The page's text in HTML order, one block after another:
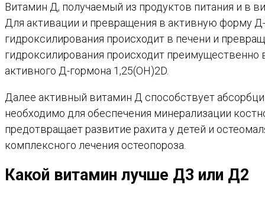
Витамин Д, получаемый из продуктов питания и в
Для активации и превращения в активную форму
гидроксилирования происходит в печени и
гидроксилирования происходит преимущественно
активного Д-гормона 1,25(OH)2D.
Далее активный витамин Д способствует
необходимо для обеспечения минерализации
предотвращает развитие рахита у детей и
комплексного лечения остеопороза.
Какой витамин лучше Д3 или Д2